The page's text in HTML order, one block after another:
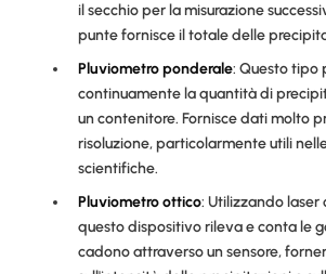
il secchio per la misurazione
punte fornisce il totale delle
Pluviometro ponderale: Questo tipo
continuamente la quantità di
un contenitore. Fornisce dati molto
risoluzione, particolarmente utili
scientifiche.
Pluviometro ottico: Utilizzando laser
questo dispositivo rileva e conta le
cadono attraverso un sensore,